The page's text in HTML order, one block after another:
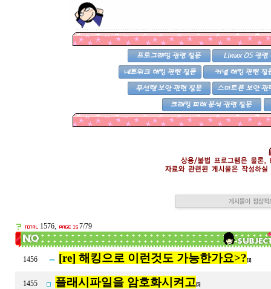
1576, 7/79
1456 [re] 해킹으로 이런것도 가능한가요>? [1]
1455 플래시파일을 암호화시켜고[5]